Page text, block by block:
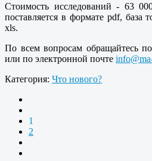
Стоимость исследований - 63
поставляется в формате pdf, база
xls.
По всем вопросам обращайтесь
или по электронной почте
Категория: Что нового?
1
2